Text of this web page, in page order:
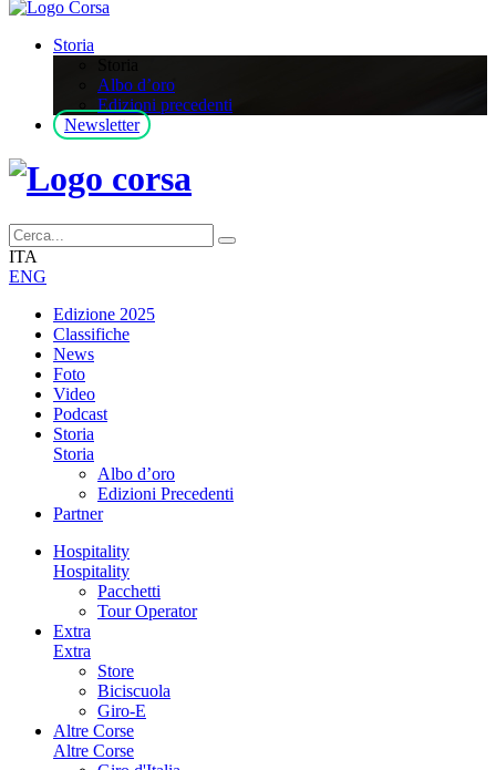
Storia
Albo d’oro
Edizioni precedenti
Newsletter
ITA
ENG
Edizione 2025
Classifiche
News
Foto
Video
Podcast
Storia
Storia
Albo d’oro
Edizioni Precedenti
Partner
Hospitality
Hospitality
Pacchetti
Tour Operator
Extra
Extra
Store
Biciscuola
Giro-E
Altre Corse
Altre Corse